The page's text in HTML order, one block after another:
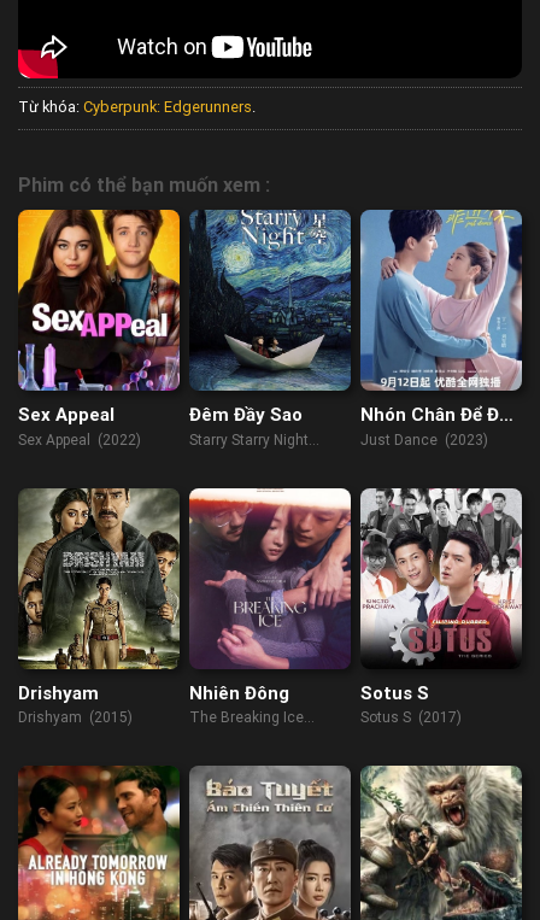
Từ khóa: Cyberpunk: Edgerunners.
Phim có thể bạn muốn xem :
Sex Appeal
Sex Appeal (2022)
Đêm Đầy Sao
Starry Starry Night
Nhón Chân Để Đến
Gần Người
Just Dance (2023)
Drishyam
Drishyam (2015)
Nhiên Đông
The Breaking Ice
Sotus S
Sotus S (2017)